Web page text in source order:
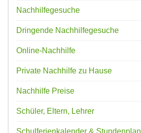
Nachhilfegesuche
Dringende Nachhilfegesuche
Online-Nachhilfe
Private Nachhilfe zu Hause
Nachhilfe Preise
Schüler, Eltern, Lehrer